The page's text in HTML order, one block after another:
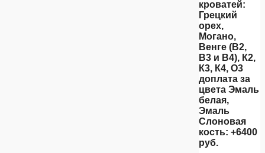
кроватей:
Грецкий
орех,
Могано,
Венге (В2,
В3 и В4), К2,
К3, К4, О3
доплата за
цвета Эмаль
белая,
Эмаль
Слоновая
кость: +6400
руб.